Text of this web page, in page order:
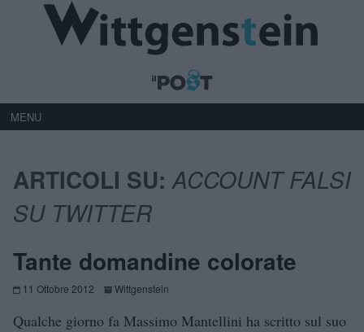
MENU
ARTICOLI SU:ACCOUNT FALSI
SU TWITTER
Tante domandine colorate
11 Ottobre 2012 Wittgenstein
Qualche giorno fa Massimo Mantellini ha scritto sul suo